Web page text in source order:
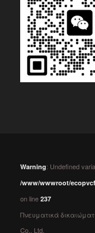
Warning: Undefined
/www/wwwroot/
on line 237
Πνευματικά
Co., Ltd.